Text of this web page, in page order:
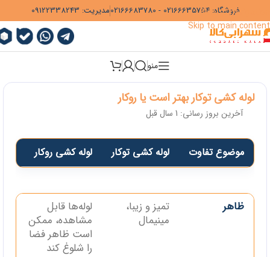
Skip to navigation
Skip to main content
فروشگاه:02166635754
-
02166683780مدیریت: 09122338243
منو
لوله کشی توکار بهتر است یا روکار
آخرین بروز رسانی: 1 سال قبل
موضوع تفاوت لوله کشی توکار لوله کشی روکار
موضوع تفاوت لوله کشی توکار لوله کشی روکار ظاهر
تمیز و زیبا،
مینیمال
لوله‌ها قابل
مشاهده، ممکن
است ظاهر فضا
را شلوغ کند